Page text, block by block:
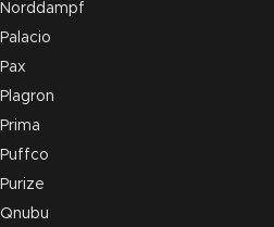
Norddampf
Palacio
Pax
Plagron
Prima
Puffco
Purize
Qnubu